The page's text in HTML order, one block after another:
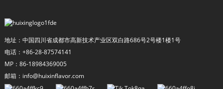
地址：中国四川省成都市高新技术产业区双白路686号2号楼1楼1号
电话：+86-28-87574141
MP：86-18984369005
邮箱：info@huixinflavor.com